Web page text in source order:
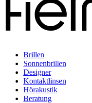
Brillen
Sonnenbrillen
Designer
Kontaktlinsen
Hörakustik
Beratung